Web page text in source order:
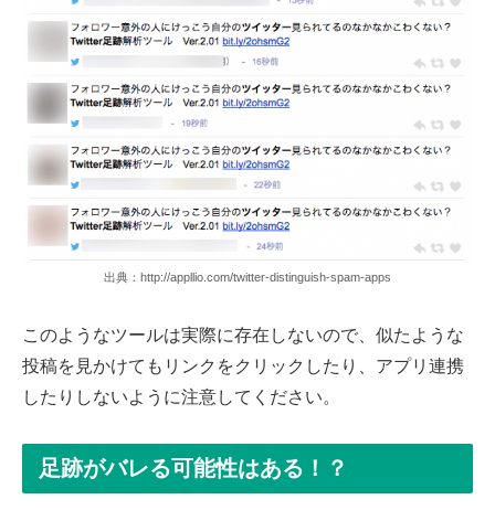
出典：http://appllio.com/twitter-distinguish-spam-apps
このようなツールは実際に存在しないので、似たような
投稿を見かけてもリンクをクリックしたり、アプリ連携
したりしないように注意してください。
足跡がバレる可能性はある！？